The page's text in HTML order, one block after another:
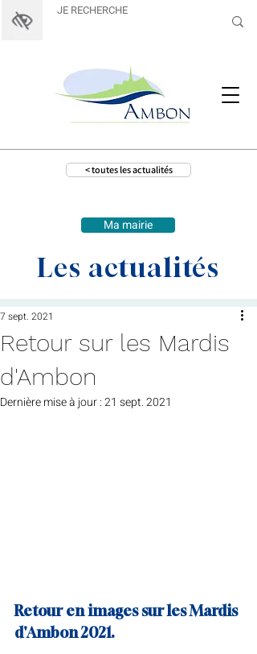
< toutes les actualités
Ma mairie
Les actualités
Retour sur les Mardis
d'Ambon
7 sept. 2021
Dernière mise à jour :21 sept. 2021
Retour en images sur les Mardis
d'Ambon 2021.